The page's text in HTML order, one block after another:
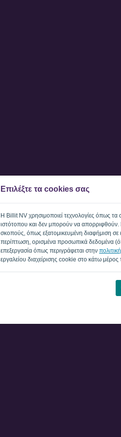
Επιλέξτε τα cookies σας
Η Billit NV χρησιμοποιεί τεχνολογίες όπως τα
ιστότοπου και δεν μπορούν να απορριφθούν.
σκοπούς, όπως εξατομικευμένη διαφήμιση
περίπτωση, ορισμένα προσωπικά δεδομένα
επεξεργασία όπως περιγράφεται στην
εργαλείου διαχείρισης cookie στο κάτω μέρος